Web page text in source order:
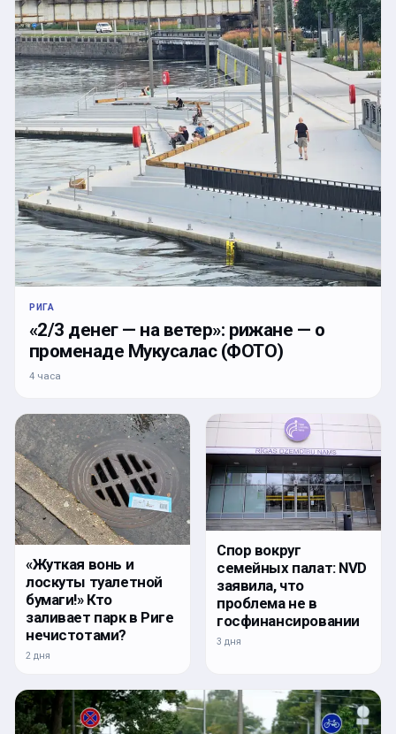
РИГА
«2/3 денег — на ветер»: рижане — о
променаде Мукусалас (ФОТО)
4 часа
«Жуткая вонь и
лоскуты туалетной
бумаги!» Кто
заливает парк в Риге
нечистотами?
2 дня
Спор вокруг
семейных палат: NVD
заявила, что
проблема не в
госфинансировании
3 дня